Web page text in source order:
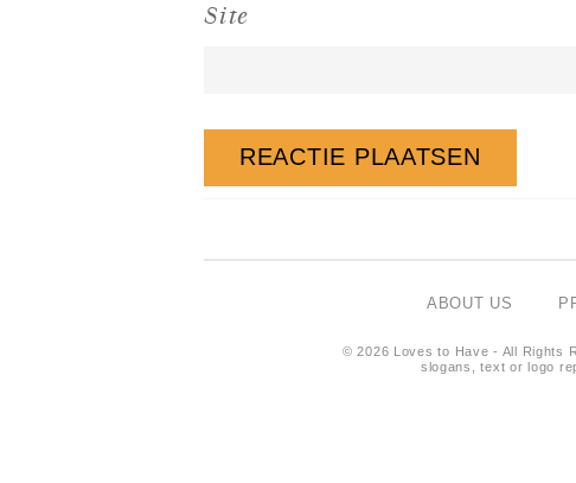
Site
ABOUT US
© 2026 Loves to Have - All Rights
slogans, text or logo